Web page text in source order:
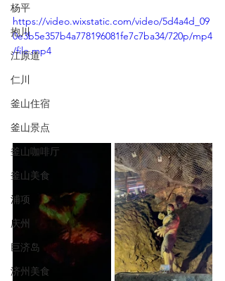
杨平
抱川
江原道
仁川
釜山住宿
釜山景点
釜山咖啡厅
釜山美食
浦项
庆州
巨济岛
济州美食
https://video.wixstatic.com/video/5d4a4d_09
0e3b5e357b4a778196081fe7c7ba34/720p/mp4
/file.mp4